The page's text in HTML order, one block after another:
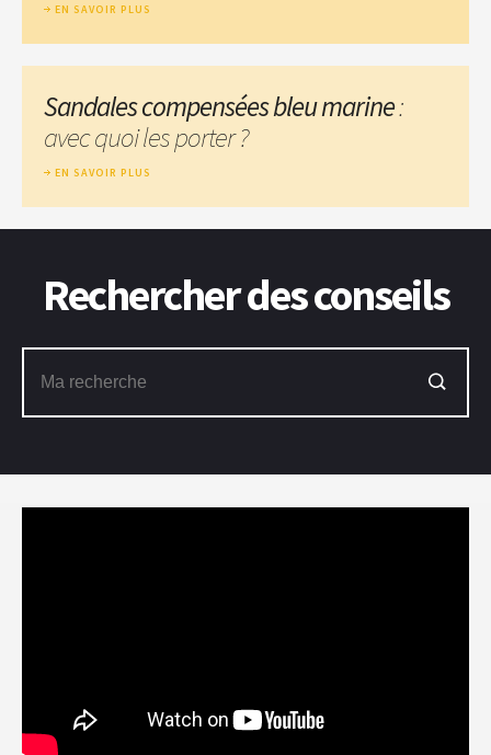
EN SAVOIR PLUS
Sandales compensées bleu marine:
avec quoi les porter ?
EN SAVOIR PLUS
Rechercher des conseils